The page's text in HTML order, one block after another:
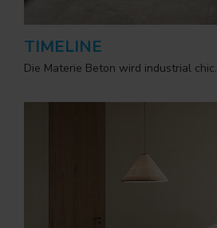
TIMELINE
Die Materie Beton wird industrial chic.